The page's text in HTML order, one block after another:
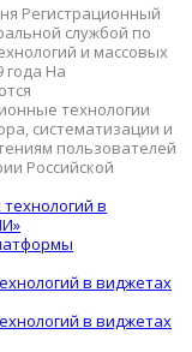
Регистрационный
службой по
и массовых
года На
технологии
систематизации и
пользователей
Российской
в
в виджетах
в виджетах